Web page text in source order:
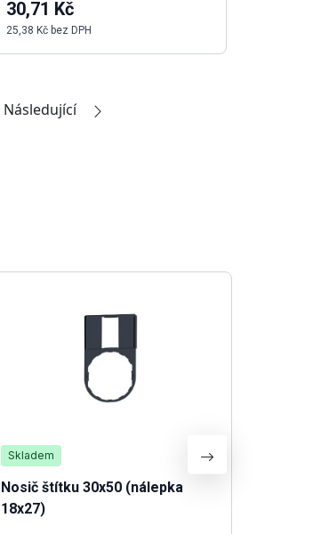
30,71 Kč
25,38 Kč bez DPH
Následující
Skladem
Nosič štítku 30x50 (nálepka
18x27)